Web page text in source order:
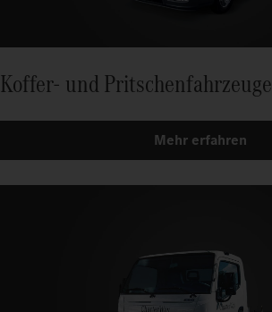
Koffer- und Pritschenfahrzeuge
Mehr erfahren